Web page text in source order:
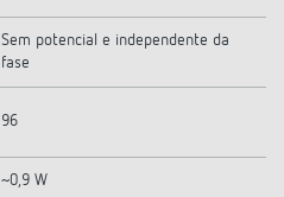
Sem potencial e independente da
fase
96
~0,9 W